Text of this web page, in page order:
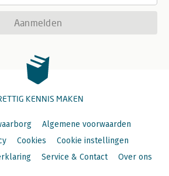
Aanmelden
KENNIS MAKEN
Algemene voorwaarden
Cookies
Cookie instellingen
Service & Contact Over ons